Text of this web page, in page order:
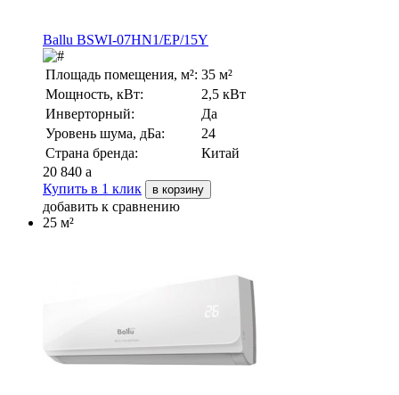
Ballu BSWI-07HN1/EP/15Y
Площадь помещения, м²: 35 м²
Мощность, кВт:
2,5 кВт
Инверторный:
Да
Уровень шума, дБа:
24
Страна бренда:
Китай
20 840 a
Купить в 1 клик
в корзину
добавить к сравнению
25 м²